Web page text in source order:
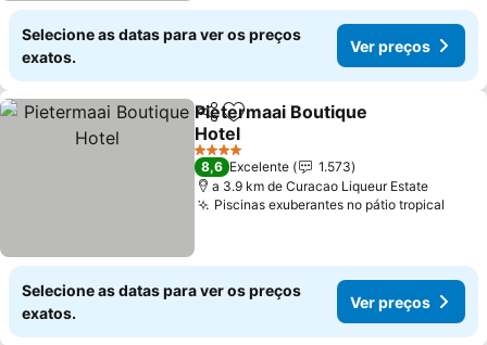
Selecione as datas para ver os preços
exatos.
Ver preços
PartilharAdicionar aos favoritos
Pietermaai Boutique
Hotel
Ver preços
4 Estrelas
8,6 Excelente
1.573
a 3.9 km de Curacao Liqueur Estate
Piscinas exuberantes no pátio tropical
Selecione as datas para ver os preços
exatos.
Ver preços